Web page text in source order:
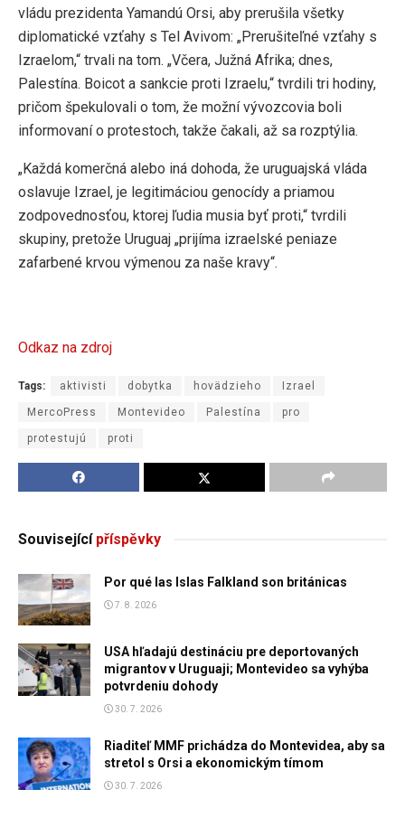
vládu prezidenta Yamandú Orsi, aby prerušila všetky
diplomatické vzťahy s Tel Avivom: „Prerušiteľné vzťahy s
Izraelom,“ trvali na tom. „Včera, Južná Afrika; dnes,
Palestína. Boicot a sankcie proti Izraelu,“ tvrdili tri hodiny,
pričom špekulovali o tom, že možní vývozcovia boli
informovaní o protestoch, takže čakali, až sa rozptýlia.
„Každá komerčná alebo iná dohoda, že uruguajská vláda
oslavuje Izrael, je legitimáciou genocídy a priamou
zodpovednosťou, ktorej ľudia musia byť proti,“ tvrdili
skupiny, pretože Uruguaj „prijíma izraelské peniaze
zafarbené krvou výmenou za naše kravy“.
Odkaz na zdroj
Tags: aktivisti dobytka hovädzieho Izrael
MercoPress Montevideo Palestína pro
protestujú proti
Souvisejícípříspěvky
Por qué las Islas Falkland son británicas
7. 8. 2026
USA hľadajú destináciu pre deportovaných
migrantov v Uruguaji; Montevideo sa vyhýba
potvrdeniu dohody
30. 7. 2026
Riaditeľ MMF prichádza do Montevidea, aby sa
stretol s Orsi a ekonomickým tímom
30. 7. 2026